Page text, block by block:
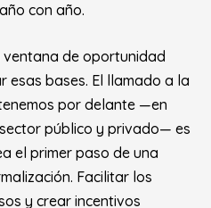
con año.
ventana de oportunidad
bases. El llamado a la
por delante —en
público y privado— es
el primer paso de una
Facilitar los
y crear incentivos